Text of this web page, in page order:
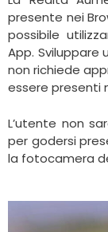
presente nei
possibile
App. Sviluppare
non richiede
essere presenti
L’utente non
per godersi
la fotocamera